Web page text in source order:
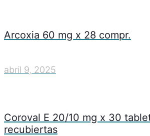
Arcoxia 60 mg x 28 compr.
abril 9, 2025
Coroval E 20/10 mg x 30
recubiertas